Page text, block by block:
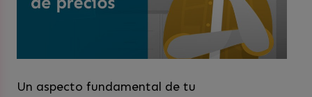
Un aspecto fundamental de tu